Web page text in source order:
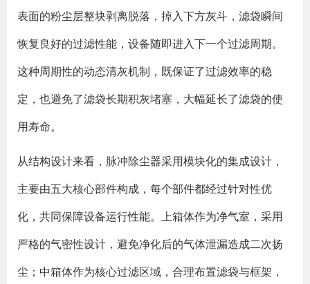
表面的粉尘层整块剥离脱落，掉入下方灰斗，滤袋瞬间
恢复良好的过滤性能，设备随即进入下一个过滤周期。
这种周期性的动态清灰机制，既保证了过滤效率的稳
定，也避免了滤袋长期积灰堵塞，大幅延长了滤袋的使
用寿命。
从结构设计来看，脉冲除尘器采用模块化的集成设计，
主要由五大核心部件构成，每个部件都经过针对性优
化，共同保障设备运行性能。上箱体作为净气室，采用
严格的气密性设计，避免净化后的气体泄漏造成二次扬
尘；中箱体作为核心过滤区域，合理布置滤袋与框架，